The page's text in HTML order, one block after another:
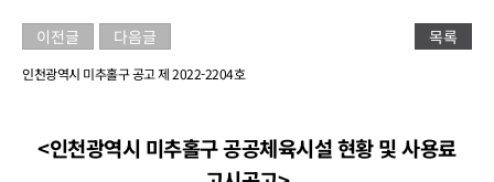
이전글 다음글 목록
인천광역시 미추홀구 공고 제 2022-2204호
<인천광역시 미추홀구 공공체육시설 현황 및 사용료